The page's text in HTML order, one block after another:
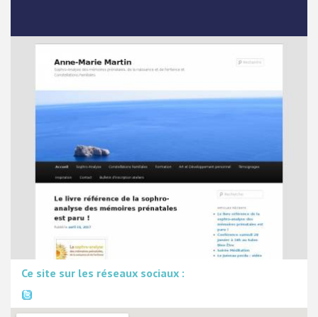
Ce site sur les réseaux sociaux :